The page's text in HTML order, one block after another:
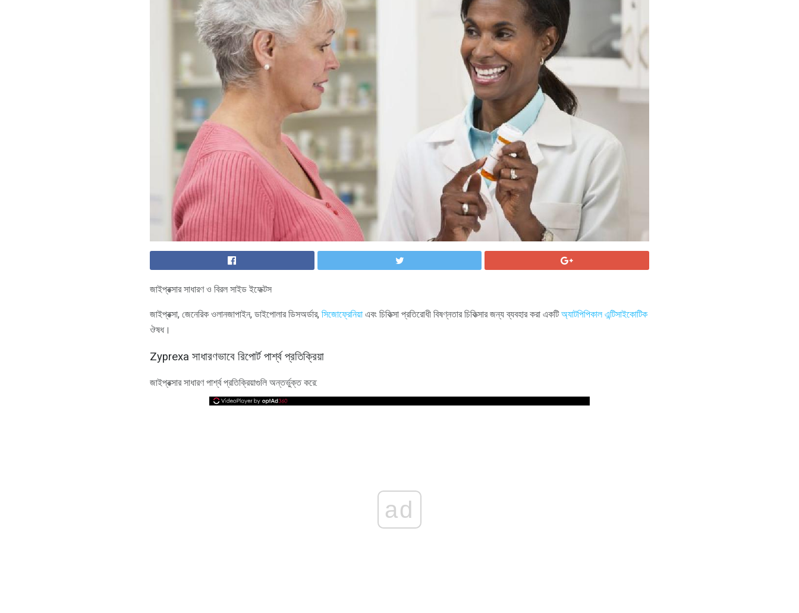
জাইপ্রক্সার সাধারণ ও বিরল সাইড ইফেক্টস
জাইপ্রক্সা, জেনেরিক ওলানজাপাইন, ডাইপোলার ডিসঅর্ডার, সিজোফ্রেনিয়া এবং চিকিত্সা প্রতিরোধী বিষণ্নতার চিকিত্সার জন্য ব্যবহার করা একটিঅ্যাটপিপিকাল এন্টিসাইকোটিক
ঔষধ।
Zyprexa সাধারণভাবে রিপোর্ট পার্শ্ব প্রতিক্রিয়া
জাইপ্রক্সার সাধারণ পার্শ্ব প্রতিক্রিয়াগুলি অন্তর্ভুক্ত করে:
ad